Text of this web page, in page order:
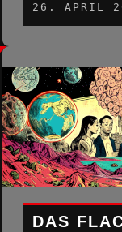
26. APRIL
DAS